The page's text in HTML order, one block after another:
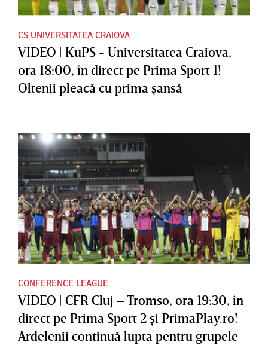
CS UNIVERSITATEA CRAIOVA
VIDEO | KuPS - Universitatea Craiova,
ora 18:00, în direct pe Prima Sport 1!
Oltenii pleacă cu prima şansă
CONFERENCE LEAGUE
VIDEO | CFR Cluj – Tromso, ora 19:30, în
direct pe Prima Sport 2 şi PrimaPlay.ro!
Ardelenii continuă lupta pentru grupele